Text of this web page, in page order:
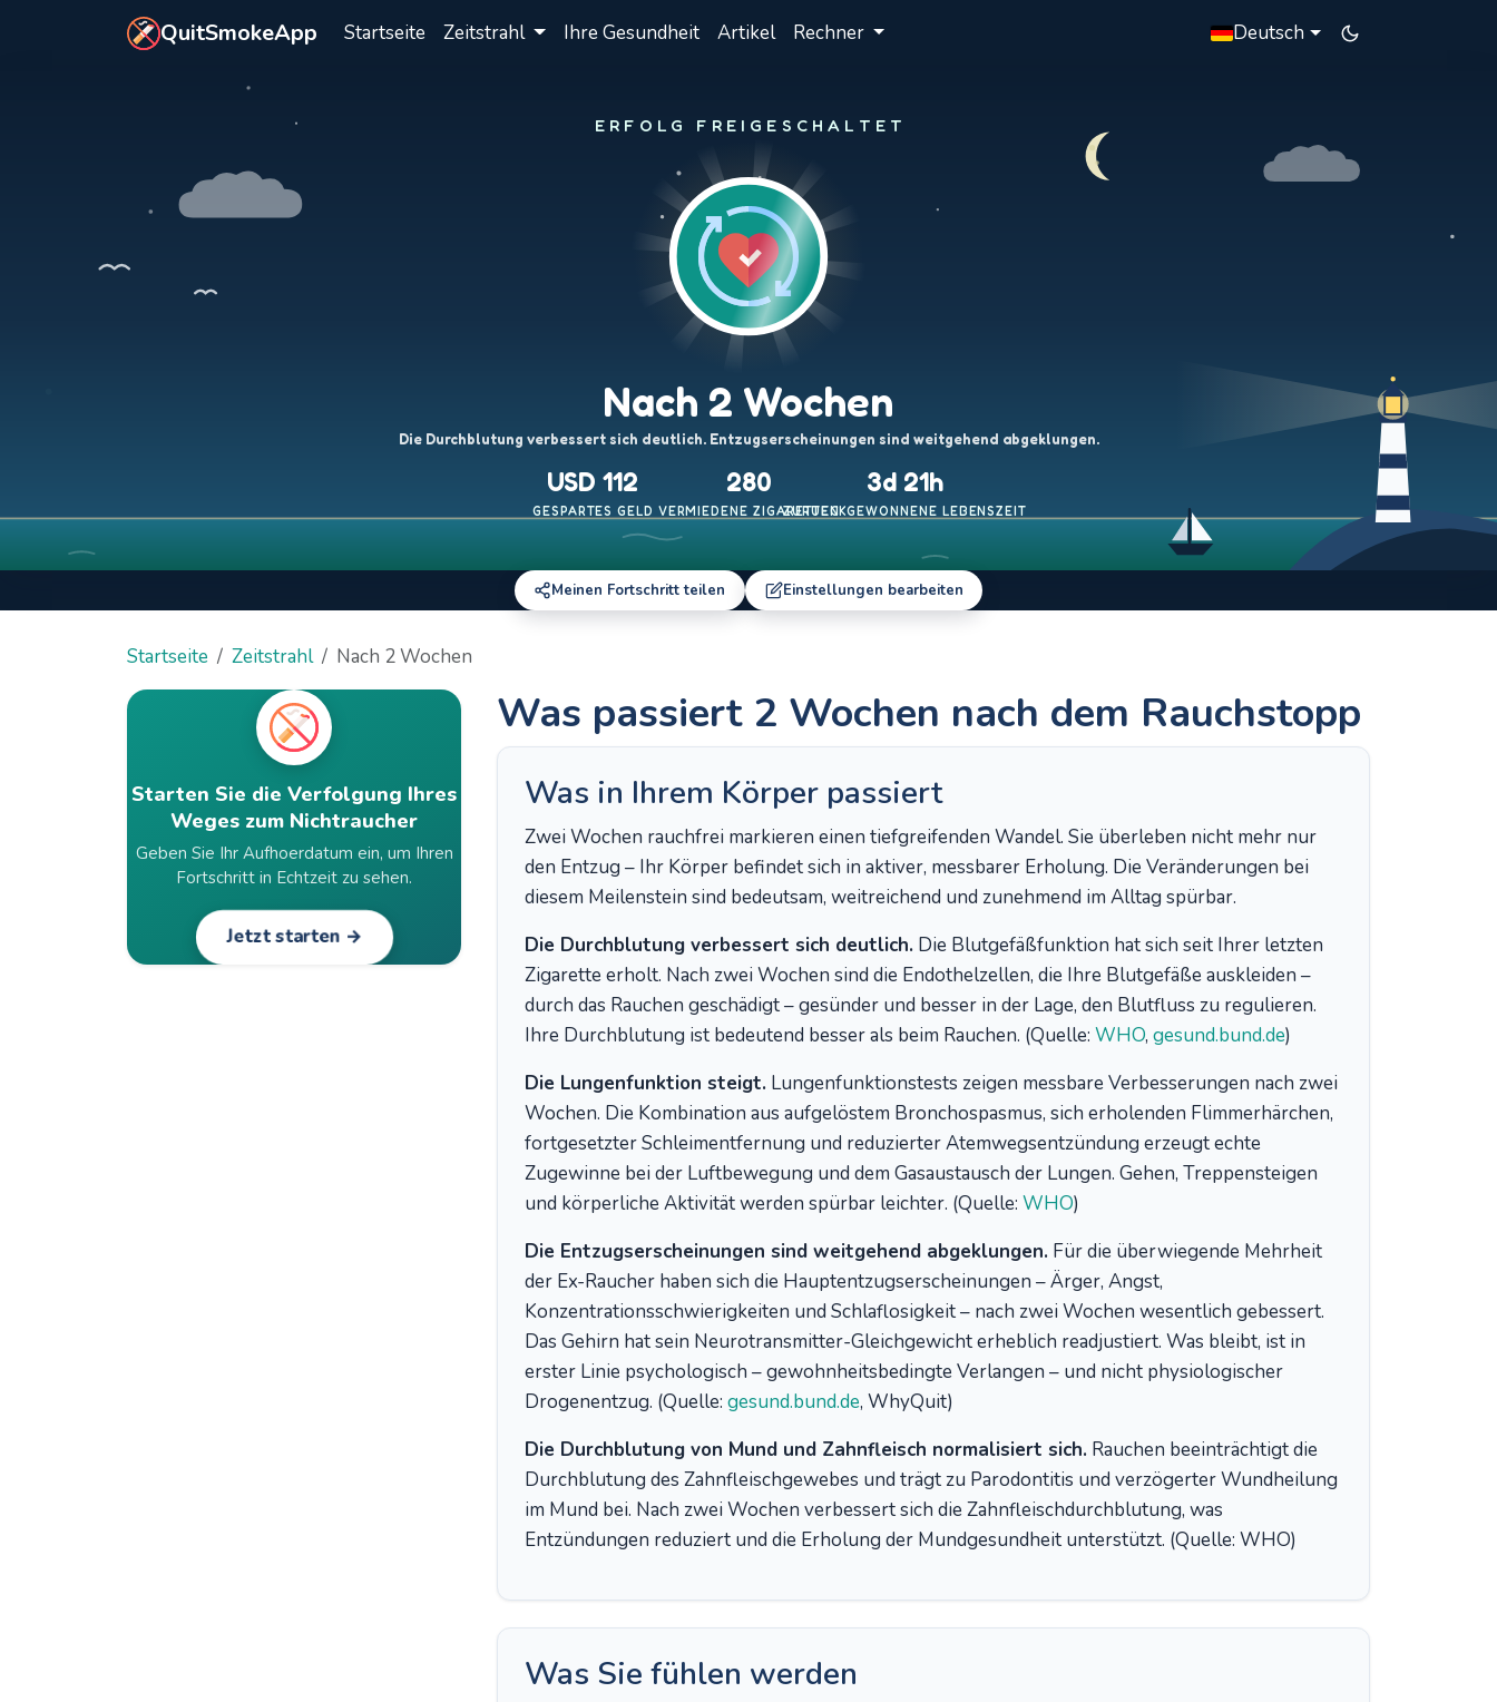
Zum Hauptinhalt springen
QuitSmokeApp Startseite Zeitstrahl Ihre Gesundheit Artikel Rechner Deutsch
ERFOLG FREIGESCHALTET
Nach 2 Wochen
Die Durchblutung verbessert sich deutlich. Entzugserscheinungen sind weitgehend abgeklungen.
USD 112 280 3d 21h
GESPARTES GELD VERMIEDENE ZIGARETTENZURUECKGEWONNENE LEBENSZEIT
Meinen Fortschritt teilen Einstellungen bearbeiten
Startseite Zeitstrahl Nach 2 Wochen
Starten Sie die Verfolgung Ihres
Weges zum Nichtraucher
Geben Sie Ihr Aufhoerdatum ein, um Ihren
Fortschritt in Echtzeit zu sehen.
Jetzt starten →
Was passiert 2 Wochen nach dem Rauchstopp
Was in Ihrem Körper passiert
Zwei Wochen rauchfrei markieren einen tiefgreifenden Wandel. Sie überleben nicht mehr nur
den Entzug – Ihr Körper befindet sich in aktiver, messbarer Erholung. Die Veränderungen bei
diesem Meilenstein sind bedeutsam, weitreichend und zunehmend im Alltag spürbar.
Die Durchblutung verbessert sich deutlich. Die Blutgefäßfunktion hat sich seit Ihrer letzten
Zigarette erholt. Nach zwei Wochen sind die Endothelzellen, die Ihre Blutgefäße auskleiden –
durch das Rauchen geschädigt – gesünder und besser in der Lage, den Blutfluss zu regulieren.
Ihre Durchblutung ist bedeutend besser als beim Rauchen. (Quelle: WHO, gesund.bund.de)
Die Lungenfunktion steigt. Lungenfunktionstests zeigen messbare Verbesserungen nach zwei
Wochen. Die Kombination aus aufgelöstem Bronchospasmus, sich erholenden Flimmerhärchen,
fortgesetzter Schleimentfernung und reduzierter Atemwegsentzündung erzeugt echte
Zugewinne bei der Luftbewegung und dem Gasaustausch der Lungen. Gehen, Treppensteigen
und körperliche Aktivität werden spürbar leichter. (Quelle: WHO)
Die Entzugserscheinungen sind weitgehend abgeklungen. Für die überwiegende Mehrheit
der Ex-Raucher haben sich die Hauptentzugserscheinungen – Ärger, Angst,
Konzentrationsschwierigkeiten und Schlaflosigkeit – nach zwei Wochen wesentlich gebessert.
Das Gehirn hat sein Neurotransmitter-Gleichgewicht erheblich readjustiert. Was bleibt, ist in
erster Linie psychologisch – gewohnheitsbedingte Verlangen – und nicht physiologischer
Drogenentzug. (Quelle: gesund.bund.de, WhyQuit)
Die Durchblutung von Mund und Zahnfleisch normalisiert sich. Rauchen beeinträchtigt die
Durchblutung des Zahnfleischgewebes und trägt zu Parodontitis und verzögerter Wundheilung
im Mund bei. Nach zwei Wochen verbessert sich die Zahnfleischdurchblutung, was
Entzündungen reduziert und die Erholung der Mundgesundheit unterstützt. (Quelle: WHO)
Was Sie fühlen werden